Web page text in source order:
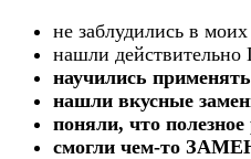
не заблудились в моих
нашли
научились
нашли вкусные
поняли, что
смогли чем-то